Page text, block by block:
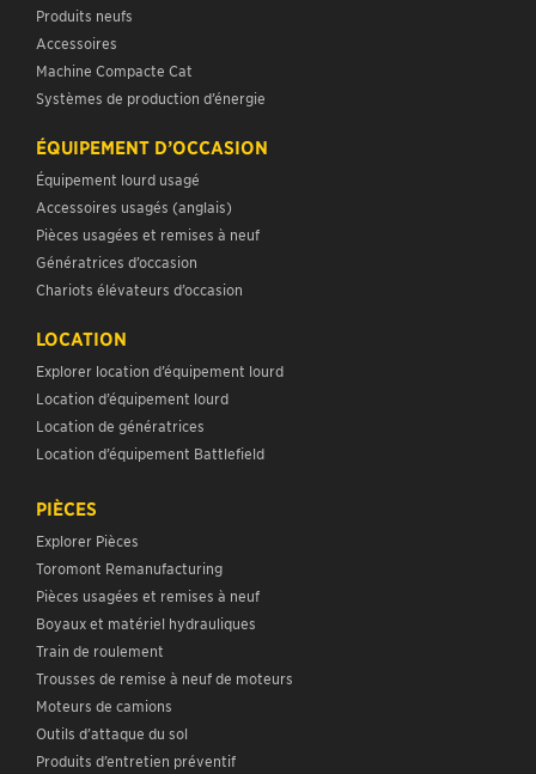
Produits neufs
Accessoires
Machine Compacte Cat
Systèmes de production d’énergie
ÉQUIPEMENT D’OCCASION
Équipement lourd usagé
Accessoires usagés (anglais)
Pièces usagées et remises à neuf
Génératrices d’occasion
Chariots élévateurs d’occasion
LOCATION
Explorer location d’équipement lourd
Location d’équipement lourd
Location de génératrices
Location d’équipement Battlefield
PIÈCES
Explorer Pièces
Toromont Remanufacturing
Pièces usagées et remises à neuf
Boyaux et matériel hydrauliques
Train de roulement
Trousses de remise à neuf de moteurs
Moteurs de camions
Outils d’attaque du sol
Produits d’entretien préventif